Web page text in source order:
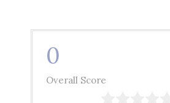
0
Overall Score